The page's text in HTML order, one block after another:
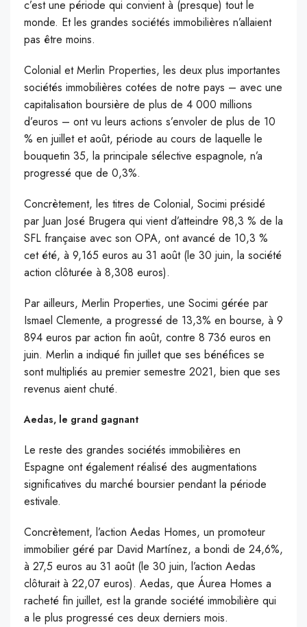
c’est une période qui convient à (presque) tout le
monde. Et les grandes sociétés immobilières n’allaient
pas être moins.
Colonial et Merlin Properties, les deux plus importantes
sociétés immobilières cotées de notre pays – avec une
capitalisation boursière de plus de 4 000 millions
d’euros – ont vu leurs actions s’envoler de plus de 10
% en juillet et août, période au cours de laquelle le
bouquetin 35, la principale sélective espagnole, n’a
progressé que de 0,3%.
Concrètement, les titres de Colonial, Socimi présidé
par Juan José Brugera qui vient d’atteindre 98,3 % de la
SFL française avec son OPA, ont avancé de 10,3 %
cet été, à 9,165 euros au 31 août (le 30 juin, la société
action clôturée à 8,308 euros).
Par ailleurs, Merlin Properties, une Socimi gérée par
Ismael Clemente, a progressé de 13,3% en bourse, à 9
894 euros par action fin août, contre 8 736 euros en
juin. Merlin a indiqué fin juillet que ses bénéfices se
sont multipliés au premier semestre 2021, bien que ses
revenus aient chuté.
Aedas, le grand gagnant
Le reste des grandes sociétés immobilières en
Espagne ont également réalisé des augmentations
significatives du marché boursier pendant la période
estivale.
Concrètement, l’action Aedas Homes, un promoteur
immobilier géré par David Martínez, a bondi de 24,6%,
à 27,5 euros au 31 août (le 30 juin, l’action Aedas
clôturait à 22,07 euros). Aedas, que Áurea Homes a
racheté fin juillet, est la grande société immobilière qui
a le plus progressé ces deux derniers mois.